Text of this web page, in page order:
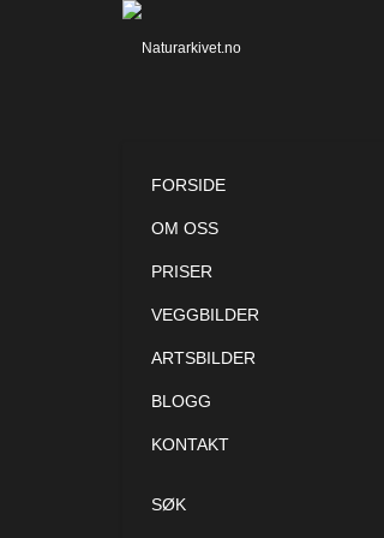
FORSIDE
OM OSS
PRISER
VEGGBILDER
ARTSBILDER
BLOGG
KONTAKT
SØK